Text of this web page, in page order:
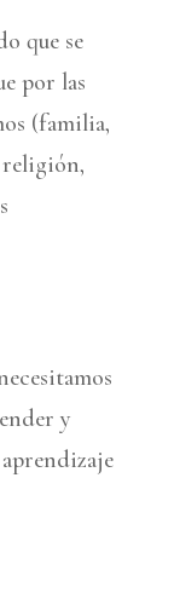
que se
por las
(familia,
religión,
y